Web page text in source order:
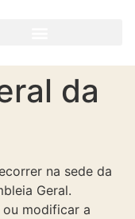
da
na sede da
Geral.
modificar a